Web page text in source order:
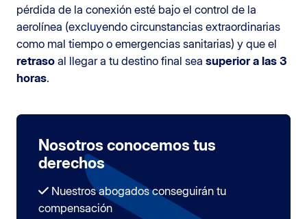
pérdida de la conexión esté bajo el control de la
aerolínea (excluyendo circunstancias extraordinarias
como mal tiempo o emergencias sanitarias) y que el
retraso al llegar a tu destino final sea superior a las 3
horas.
Nosotros conocemos tus
derechos
Nuestros abogados conseguirán tu
compensación